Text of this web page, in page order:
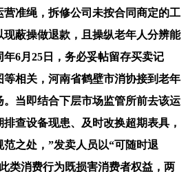
准绳，拆修公司未按合同商定的工
蔽操做退款，且操纵老年人分辨能
6月25日，务必妥帖留存买卖记
相关，河南省鹤壁市消协接到老年
当即结合下层市场监管所前去该运
查设备现患、及时改换超期表具，
之处，”发卖人员以“可随时退
类消费行为既损害消费者权益，两